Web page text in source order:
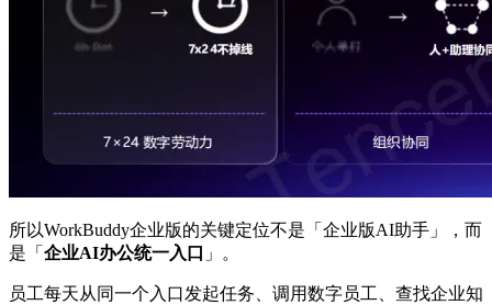
所以WorkBuddy企业版的关键定位不是「企业版AI助手」，而
是「 企业AI办公统一入口 」。
员工每天从同一个入口发起任务、调用数字员工、查找企业知